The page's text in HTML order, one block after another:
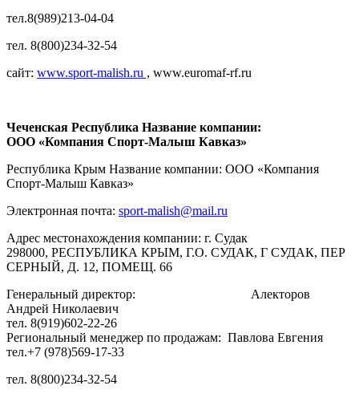
тел.8(989)213-04-04
тел. 8(800)234-32-54
сайт: www.sport-malish.ru , www.euromaf-rf.ru
Чеченская Республика Название компании:
ООО «Компания Спорт-Малыш Кавказ»
Республика Крым Название компании: ООО «Компания
Спорт-Малыш Кавказ»
Электронная почта: sport-malish@mail.ru
Адрес местонахождения компании: г. Судак
298000, РЕСПУБЛИКА КРЫМ, Г.О. СУДАК, Г СУДАК, ПЕР
СЕРНЫЙ, Д. 12, ПОМЕЩ. 66
Генеральный директор: Алекторов
Андрей Николаевич
тел. 8(919)602-22-26
Региональный менеджер по продажам: Павлова Евгения
тел.+7 (978)569-17-33
тел. 8(800)234-32-54